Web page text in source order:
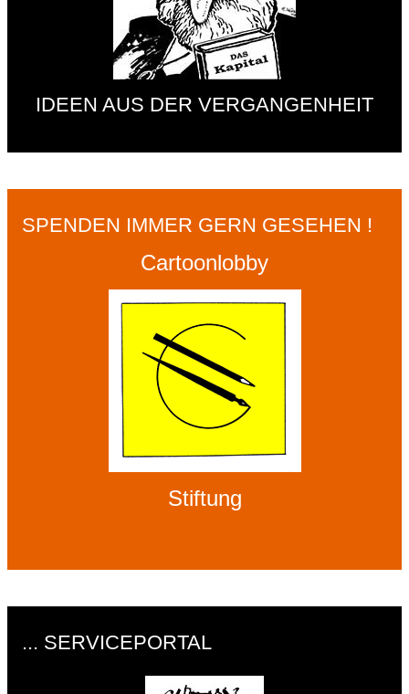
IDEEN AUS DER VERGANGENHEIT
SPENDEN IMMER GERN GESEHEN !
Cartoonlobby
Stiftung
... SERVICEPORTAL